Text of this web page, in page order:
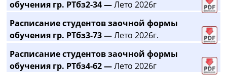
обучения гр. РТбз2-34 —Лето 2026г
Расписание студентов заочной формы
обучения гр. РТбз3-73 —Лето 2026г.
Расписание студентов заочной формы
обучения гр. РТбз4-62 —Лето 2026г